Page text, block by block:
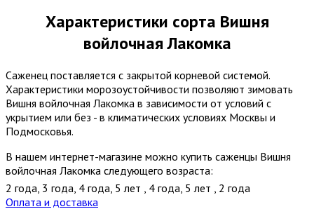
Характеристики сорта Вишня
войлочная Лакомка
Саженец поставляется с закрытой корневой системой.
Характеристики морозоустойчивости позволяют зимовать
Вишня войлочная Лакомка в зависимости от условий с
укрытием или без - в климатических условиях Москвы и
Подмосковья.
В нашем интернет-магазине можно купить саженцы Вишня
войлочная Лакомка следующего возраста:
2 года 3 года 4 года 5 лет 4 года 5 лет
2 года
Оплата и доставка